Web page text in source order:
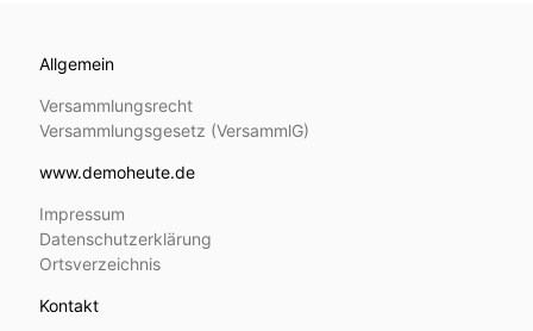
Allgemein
Versammlungsrecht
Versammlungs­gesetz (VersammlG)
www.demoheute.de
Impressum
Datenschutzerklärung
Ortsverzeichnis
Kontakt